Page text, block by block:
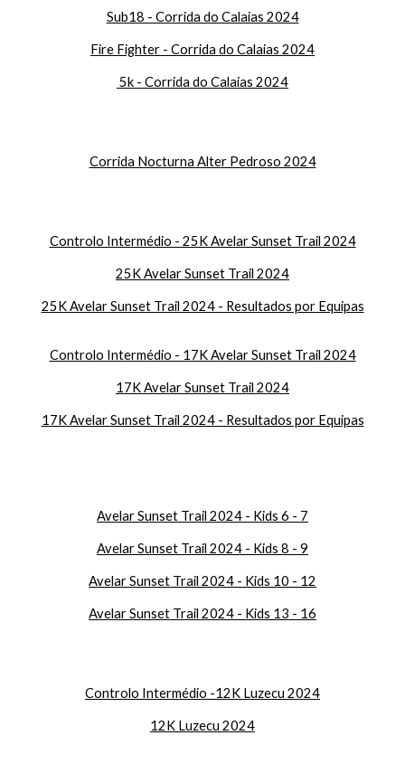
Sub18 - Corrida do Calaias 2024
Fire Fighter - Corrida do Calaias 2024
5k - Corrida do Calaias 2024
Corrida Nocturna Alter Pedroso 2024
Controlo Intermédio - 25K Avelar Sunset Trail 2024
25K Avelar Sunset Trail 2024
25K Avelar Sunset Trail 2024 - Resultados por Equipas
Controlo Intermédio - 17K Avelar Sunset Trail 2024
17K Avelar Sunset Trail 2024
17K Avelar Sunset Trail 2024 - Resultados por Equipas
Avelar Sunset Trail 2024 - Kids 6 - 7
Avelar Sunset Trail 2024 - Kids 8 - 9
Avelar Sunset Trail 2024 - Kids 10 - 12
Avelar Sunset Trail 2024 - Kids 13 - 16
Controlo Intermédio -12K Luzecu 2024
12K Luzecu 2024